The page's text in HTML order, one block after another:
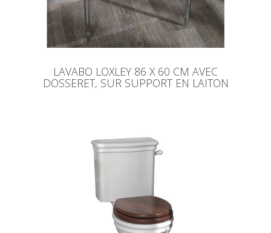
LAVABO LOXLEY 86 X 60 CM AVEC
DOSSERET, SUR SUPPORT EN LAITON